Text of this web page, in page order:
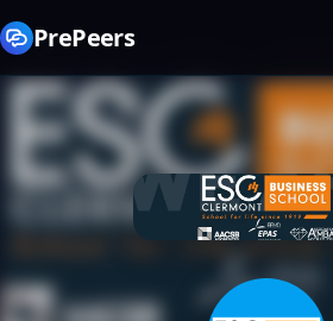
PrePeers